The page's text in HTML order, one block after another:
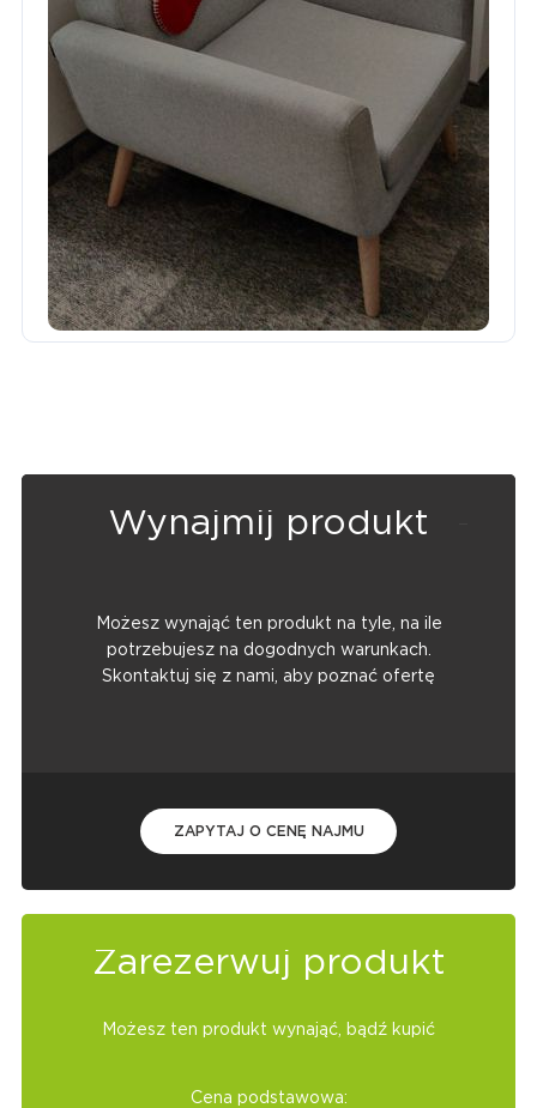
Wynajmij produkt
Możesz wynająć ten produkt na tyle, na ile
potrzebujesz na dogodnych warunkach.
Skontaktuj się z nami, aby poznać ofertę
ZAPYTAJ O CENĘ NAJMU
Zarezerwuj produkt
Możesz ten produkt wynająć, bądź kupić
Cena podstawowa: